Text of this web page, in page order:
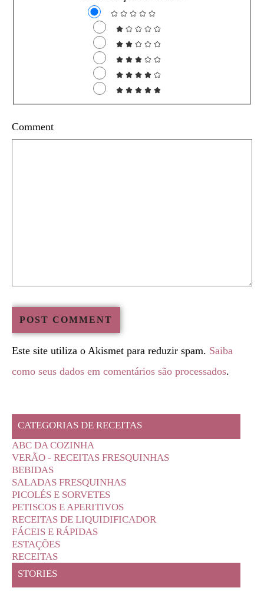
Comment
Este site utiliza o Akismet para reduzir spam. Saiba
como seus dados em comentários são processados.
CATEGORIAS DE RECEITAS
ABC DA COZINHA
VERÃO - RECEITAS FRESQUINHAS
BEBIDAS
SALADAS FRESQUINHAS
PICOLÉS E SORVETES
PETISCOS E APERITIVOS
RECEITAS DE LIQUIDIFICADOR
FÁCEIS E RÁPIDAS
ESTAÇÕES
RECEITAS
STORIES